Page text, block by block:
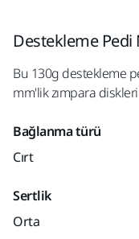
Destekleme
Bu 130g destekleme
mm'lik zımpara
Bağlanma türü
Cırt
Sertlik
Orta